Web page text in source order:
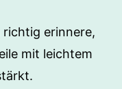
erinnere,
mit leichtem